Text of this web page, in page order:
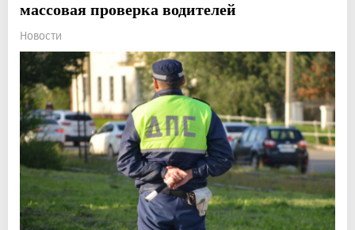
массовая проверка водителей
Новости